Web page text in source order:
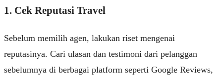
1. Cek Reputasi Travel
Sebelum memilih agen, lakukan riset mengenai
reputasinya. Cari ulasan dan testimoni dari pelanggan
sebelumnya di berbagai platform seperti Google Reviews,